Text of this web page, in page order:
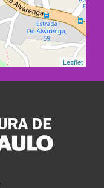
Leaflet